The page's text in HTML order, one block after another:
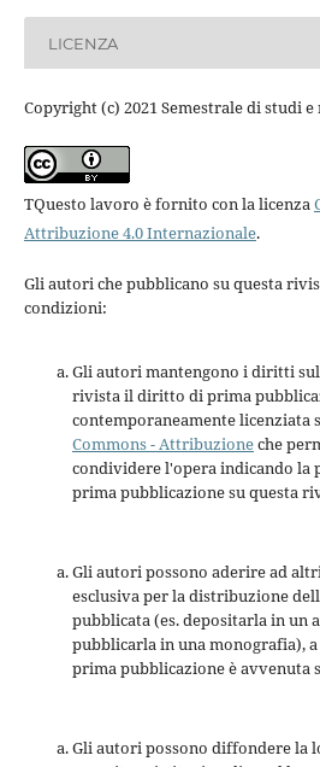
LICENZA
Copyright (c) 2021 Semestrale di studi
TQuesto lavoro è fornito con la licenza
Attribuzione 4.0 Internazionale.
Gli autori che pubblicano su questa
condizioni:
Gli autori mantengono i diritti
rivista il diritto di prima
contemporaneamente licenziata
Commons - Attribuzioneche
condividere l'opera indicando la
prima pubblicazione su questa
Gli autori possono aderire ad
esclusiva per la distribuzione
pubblicata (es. depositarla in un
pubblicarla in una monografia),
prima pubblicazione è avvenuta
Gli autori possono diffondere la